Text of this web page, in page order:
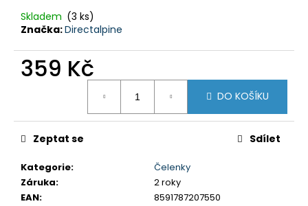
Skladem (3 ks)
Značka:Directalpine
359 Kč
DO KOŠÍKU
Kategorie:
Čelenky
Záruka:
2 roky
EAN: 8591787207550
Zeptat se Sdílet
u
č
u
e
DÁMSKÉ
3/4
KALHOTY
MISSY
NBSLP4242B